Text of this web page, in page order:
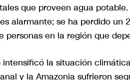
que proveen agua
alarmante; se ha perdido un
personas en la región que
intensificó la situación
y la Amazonia sufrieron